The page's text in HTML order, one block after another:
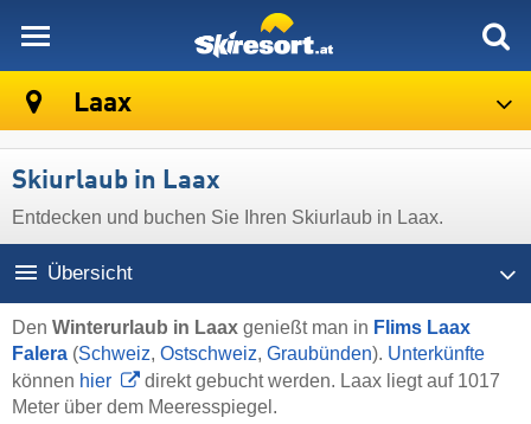
Laax
Skiurlaub in Laax
Entdecken und buchen Sie Ihren Skiurlaub in Laax.
Übersicht
Den Winterurlaub in Laax genießt man in Flims Laax
Falera (Schweiz, Ostschweiz, Graubünden). Unterkünfte
können hier
direkt gebucht werden. Laax liegt auf 1017
Meter über dem Meeresspiegel.